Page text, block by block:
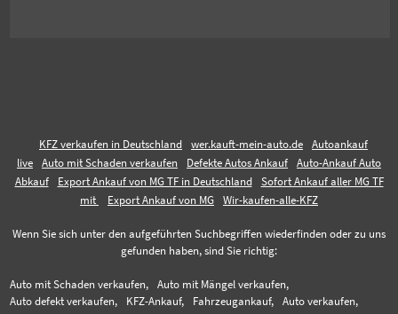
KFZ verkaufen in Deutschland wer.kauft-mein-auto.de
Autoankauf
live
Auto mit Schaden verkaufen Defekte Autos Ankauf
Auto-Ankauf Auto
Abkauf
Export Ankauf von MG TF in Deutschland
Sofort Ankauf aller MG TF
mit
Export Ankauf von MG Wir-kaufen-alle-KFZ
Wenn Sie sich unter den aufgeführten Suchbegriffen wiederfinden oder zu uns
gefunden haben, sind Sie richtig:
Auto mit Schaden verkaufen,
Auto mit Mängel verkaufen,
Auto defekt verkaufen,
KFZ-Ankauf, Fahrzeugankauf,
Auto verkaufen,